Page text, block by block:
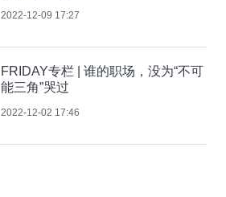
2022-12-09 17:27
FRIDAY专栏 | 谁的职场，没为“不可
能三角”哭过
2022-12-02 17:46